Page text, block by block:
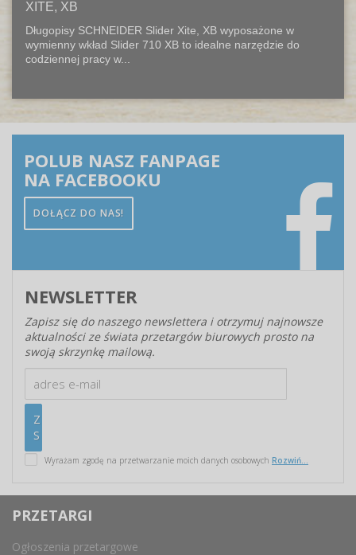
XITE, XB
Długopisy SCHNEIDER Slider Xite, XB wyposażone w
wymienny wkład Slider 710 XB to idealne narzędzie do
codziennej pracy w...
POLUB NASZ FANPAGE
NA FACEBOOKU
DOŁĄCZ DO NAS!
NEWSLETTER
Zapisz się do naszego newslettera i otrzymuj najnowsze
aktualności ze świata przetargów biurowych prosto na
swoją skrzynkę mailową.
Wyrażam zgodę na przetwarzanie moich danych osobowych Rozwiń...
PRZETARGI
Ogłoszenia przetargowe